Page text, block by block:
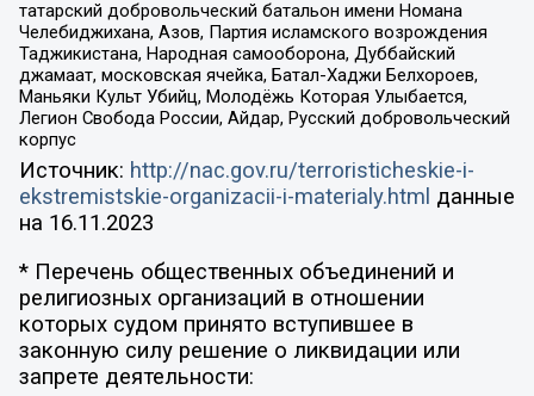
татарский добровольческий батальон имени Номана
Челебиджихана, Азов, Партия исламского возрождения
Таджикистана, Народная самооборона, Дуббайский
джамаат, московская ячейка, Батал-Хаджи Белхороев,
Маньяки Культ Убийц, Молодёжь Которая Улыбается,
Легион Свобода России, Айдар, Русский добровольческий
корпус
Источник: http://nac.gov.ru/terroristicheskie-i-
ekstremistskie-organizacii-i-materialy.html данные
на 16.11.2023
* Перечень общественных объединений и
религиозных организаций в отношении
которых судом принято вступившее в
законную силу решение о ликвидации или
запрете деятельности: